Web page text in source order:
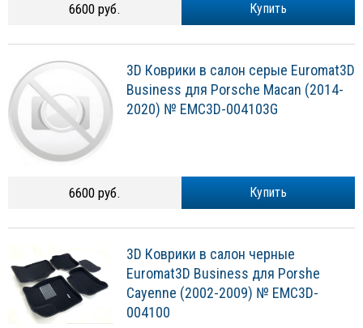
Купить
6600 руб.
3D Коврики в салон серые Euromat3D
Business для Porsche Macan (2014-
2020) № EMC3D-004103G
Купить
6600 руб.
3D Коврики в салон черные
Euromat3D Business для Porshe
Cayenne (2002-2009) № EMC3D-
004100